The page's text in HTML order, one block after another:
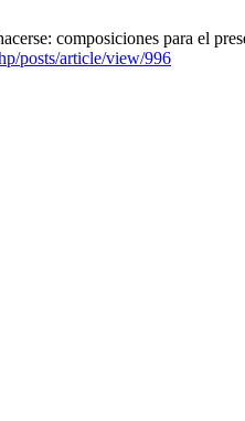
composiciones para el
posts/article/view/996